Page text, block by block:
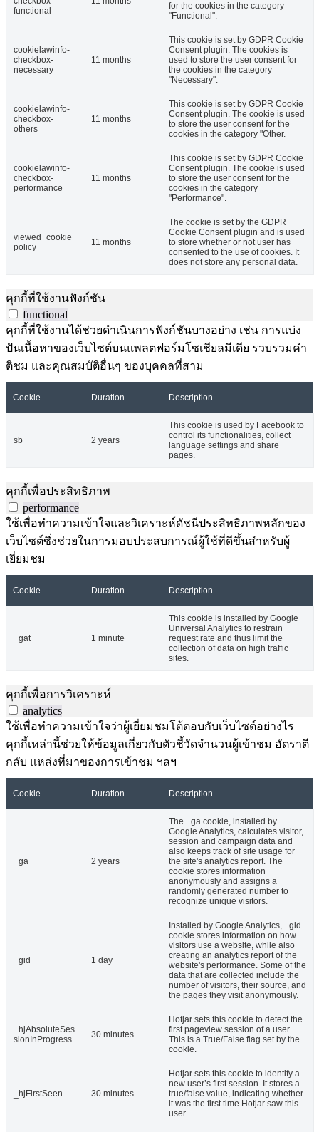
functional
for the cookies in the category
"Functional".
cookielawinfo-
checkbox-
necessary
11 months
This cookie is set by GDPR Cookie
Consent plugin. The cookies is
used to store the user consent for
the cookies in the category
"Necessary".
cookielawinfo-
checkbox-
others
11 months
This cookie is set by GDPR Cookie
Consent plugin. The cookie is used
to store the user consent for the
cookies in the category "Other.
cookielawinfo-
checkbox-
performance
11 months
This cookie is set by GDPR Cookie
Consent plugin. The cookie is used
to store the user consent for the
cookies in the category
"Performance".
viewed_cookie_
policy
11 months
The cookie is set by the GDPR
Cookie Consent plugin and is used
to store whether or not user has
consented to the use of cookies. It
does not store any personal data.
คุกกี้ที่ใช้งานฟังก์ชัน
functional
คุกกี้ที่ใช้งานได้ช่วยดำเนินการฟังก์ชันบางอย่าง เช่น การแบ่ง
ปันเนื้อหาของเว็บไซต์บนแพลตฟอร์มโซเชียลมีเดีย รวบรวมคำ
ติชม และคุณสมบัติอื่นๆ ของบุคคลที่สาม
Cookie Duration Description
sb 2 years
This cookie is used by Facebook to
control its functionalities, collect
language settings and share
pages.
คุกกี้เพื่อประสิทธิภาพ
performance
ใช้เพื่อทำความเข้าใจและวิเคราะห์ดัชนีประสิทธิภาพหลักของ
เว็บไซต์ซึ่งช่วยในการมอบประสบการณ์ผู้ใช้ที่ดีขึ้นสำหรับผู้
เยี่ยมชม
Cookie Duration Description
_gat 1 minute
This cookie is installed by Google
Universal Analytics to restrain
request rate and thus limit the
collection of data on high traffic
sites.
คุกกี้เพื่อการวิเคราะห์
analytics
ใช้เพื่อทำความเข้าใจว่าผู้เยี่ยมชมโต้ตอบกับเว็บไซต์อย่างไร
คุกกี้เหล่านี้ช่วยให้ข้อมูลเกี่ยวกับตัวชี้วัดจำนวนผู้เข้าชม อัตราตี
กลับ แหล่งที่มาของการเข้าชม ฯลฯ
Cookie Duration Description
_ga 2 years
The _ga cookie, installed by
Google Analytics, calculates visitor,
session and campaign data and
also keeps track of site usage for
the site's analytics report. The
cookie stores information
anonymously and assigns a
randomly generated number to
recognize unique visitors.
_gid 1 day
Installed by Google Analytics, _gid
cookie stores information on how
visitors use a website, while also
creating an analytics report of the
website's performance. Some of the
data that are collected include the
number of visitors, their source, and
the pages they visit anonymously.
_hjAbsoluteSes
sionInProgress
30 minutes
Hotjar sets this cookie to detect the
first pageview session of a user.
This is a True/False flag set by the
cookie.
_hjFirstSeen 30 minutes
Hotjar sets this cookie to identify a
new user’s first session. It stores a
true/false value, indicating whether
it was the first time Hotjar saw this
user.